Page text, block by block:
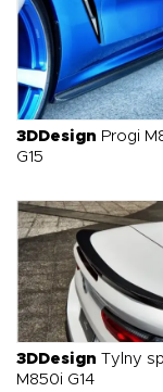
3DDesign Progi
G15
3DDesign Tylny
M850i G14